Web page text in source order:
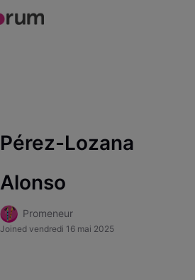
Pérez-Lozana
Alonso
Promeneur
Joined vendredi 16 mai 2025